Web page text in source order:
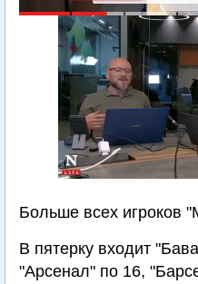
Больше всех игроков
В пятерку входит
"Арсенал" по 16,